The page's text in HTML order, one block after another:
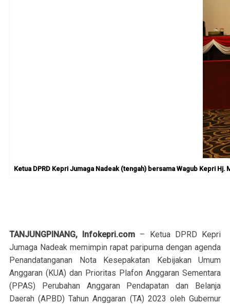
Ketua DPRD Kepri Jumaga Nadeak (tengah) bersama Wagub Kepri Hj.
TANJUNGPINANG, Infokepri.com – Ketua DPRD Kepri
Jumaga Nadeak memimpin rapat paripurna dengan agenda
Penandatanganan Nota Kesepakatan Kebijakan Umum
Anggaran (KUA) dan Prioritas Plafon Anggaran Sementara
(PPAS) Perubahan Anggaran Pendapatan dan Belanja
Daerah (APBD) Tahun Anggaran (TA) 2023 oleh Gubernur